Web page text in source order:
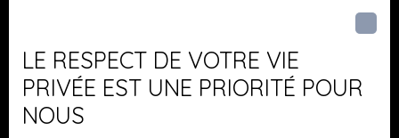
J'accepte le traitement de mes données
personnelles conformément au RGPD. Si vous ne
souhaitez pas faire l'objet de prospection
commerciale par voie téléphonique, vous pouvez
LE RESPECT DE VOTRE VIE
PRIVÉE EST UNE PRIORITÉ POUR
NOUS